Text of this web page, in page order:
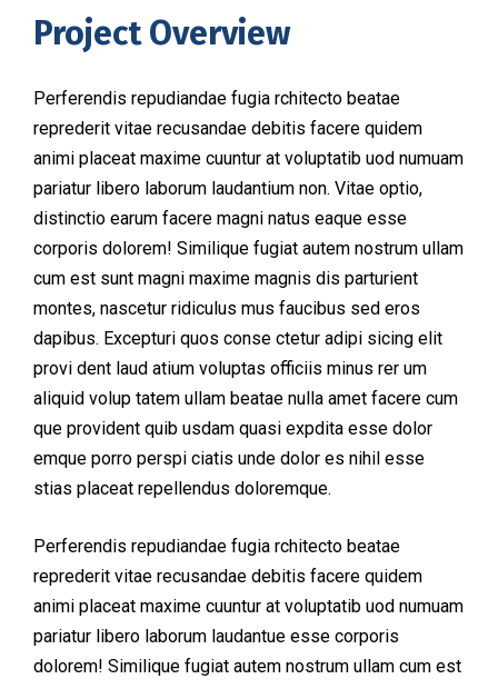
Project Overview
Perferendis repudiandae fugia rchitecto beatae
reprederit vitae recusandae debitis facere quidem
animi placeat maxime cuuntur at voluptatib uod numuam
pariatur libero laborum laudantium non. Vitae optio,
distinctio earum facere magni natus eaque esse
corporis dolorem! Similique fugiat autem nostrum ullam
cum est sunt magni maxime magnis dis parturient
montes, nascetur ridiculus mus faucibus sed eros
dapibus. Excepturi quos conse ctetur adipi sicing elit
provi dent laud atium voluptas officiis minus rer um
aliquid volup tatem ullam beatae nulla amet facere cum
que provident quib usdam quasi expdita esse dolor
emque porro perspi ciatis unde dolor es nihil esse
stias placeat repellendus doloremque.
Perferendis repudiandae fugia rchitecto beatae
reprederit vitae recusandae debitis facere quidem
animi placeat maxime cuuntur at voluptatib uod numuam
pariatur libero laborum laudantue esse corporis
dolorem! Similique fugiat autem nostrum ullam cum est